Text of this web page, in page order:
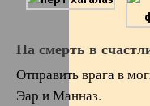
На смерть в
Отправить врага в
Эар и Манназ.